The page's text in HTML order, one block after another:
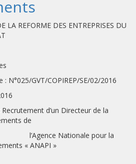
LA REFORME DES ENTREPRISES DU
: N°025/GVT/COPIREP/SE/02/2016
d’un Directeur de la
de
pour la
« ANAPI »